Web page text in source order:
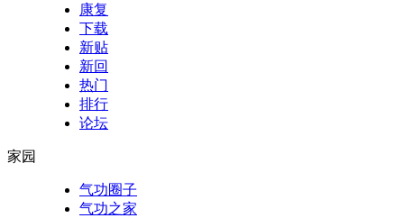
康复
下载
新贴
新回
热门
排行
论坛
家园
气功圈子
气功之家